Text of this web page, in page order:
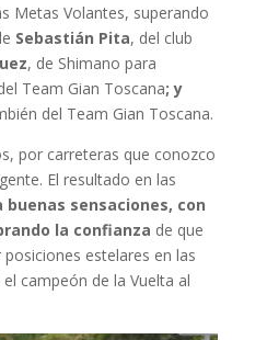
Metas Volantes, superando
Sebastián Pita, del club
, de Shimano para
Team Gian Toscana; y
del Team Gian Toscana.
por carreteras que conozco
El resultado en las
buenas sensaciones, con
la confianza de que
estelares en las
campeón de la Vuelta al